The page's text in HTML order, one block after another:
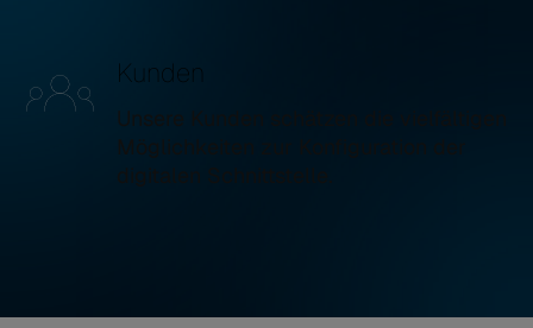
Kunden
Unsere Kunden schätzen die vielfältigen